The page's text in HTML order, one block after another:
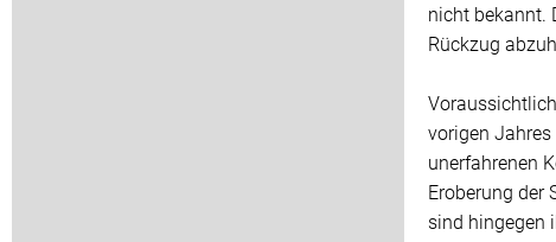
nicht bekannt.
Rückzug
vorigen
unerfahrenen
Eroberung der
sind hingegen